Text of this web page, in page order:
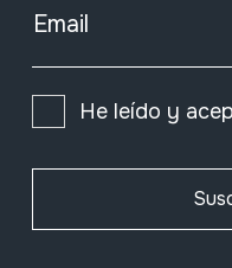
Email
He leído y